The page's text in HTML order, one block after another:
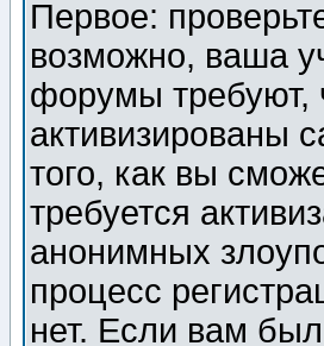
Первое:
возможно, ваша
форумы требуют,
активизированы
того, как вы
требуется
анонимных
процесс
нет. Если вам